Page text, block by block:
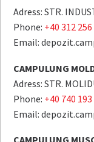
Adress: STR.
Phone: +40 312 256
Email:
CAMPULUNG
Adress: STR.
Phone: +40 740 193
Email: